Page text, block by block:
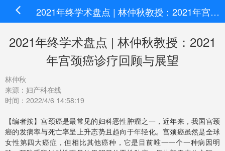
2021年终学术盘点 | 林仲秋教授：2021年宫颈癌诊疗回顾与展望
2021年终学术盘点 | 林仲秋教授：2021
年宫颈癌诊疗回顾与展望
林仲秋
来源：妇产科在线
时间：2022/4/6 14:58:19
【编者按】宫颈癌是最常见的妇科恶性肿瘤之一，近年来，我国宫颈
癌的发病率与死亡率呈上升态势且趋向于年轻化。宫颈癌虽然是全球
女性第四大癌症，但相比其他癌种，它是目前唯一一个一种病因明